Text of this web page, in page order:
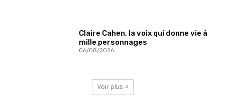
Claire Cahen, la voix qui donne vie à
mille personnages
06/08/2026
Voir plus